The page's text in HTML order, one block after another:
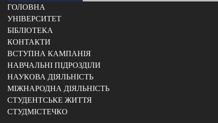
ГОЛОВНА
УНІВЕРСИТЕТ
БІБЛІОТЕКА
КОНТАКТИ
ВСТУПНА КАМПАНІЯ
НАВЧАЛЬНІ ПІДРОЗДІЛИ
НАУКОВА ДІЯЛЬНІСТЬ
МІЖНАРОДНА ДІЯЛЬНІСТЬ
CТУДЕНТСЬКЕ ЖИТТЯ
CТУДМІСТЕЧКО